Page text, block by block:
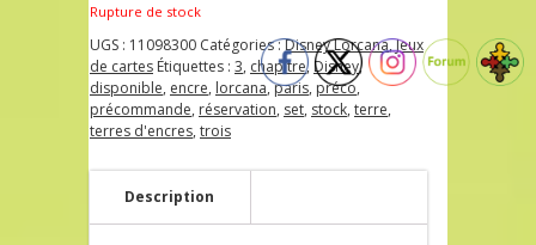
Rupture de stock
UGS : 11098300 Catégories :Disney Lorcana,Jeux
de cartes Étiquettes : 3, chapitre, Disney,
disponible, encre, lorcana,paris, préco,
précommande, réservation, set, stock, terre,
terres d'encres, trois
Description